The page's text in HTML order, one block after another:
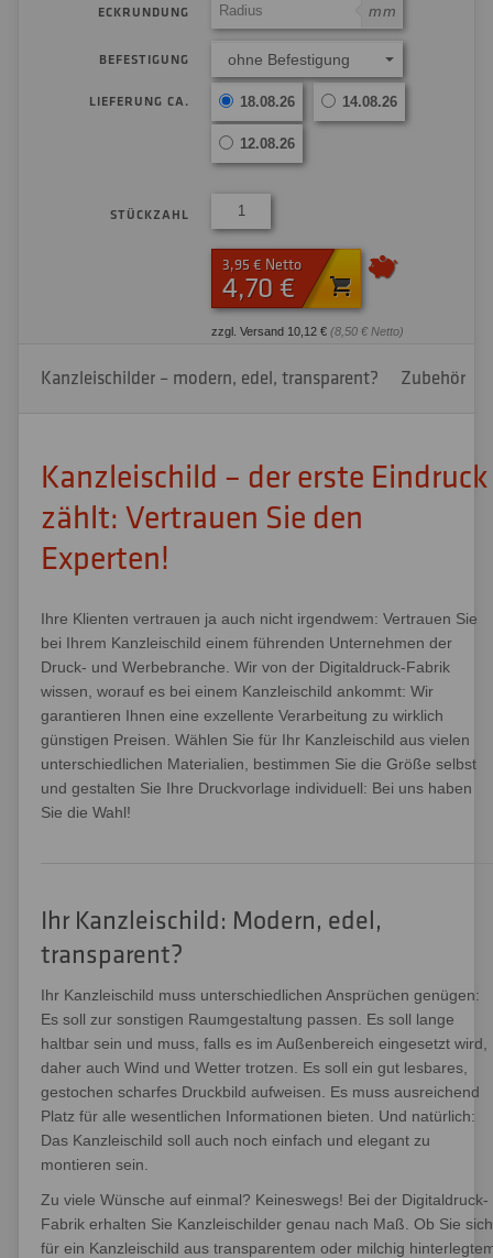
ECKRUNDUNG mm
BEFESTIGUNG ohne Befestigung
LIEFERUNG CA. 18.08.26 14.08.26
12.08.26
STÜCKZAHL
3,95 € Netto
4,70 €
zzgl. Versand 10,12 € (8,50 € Netto)
Kanzleischilder – modern, edel, transparent? Zubehör
Kanzleischild – der erste Eindruck
zählt: Vertrauen Sie den
Experten!
Ihre Klienten vertrauen ja auch nicht irgendwem: Vertrauen Sie
bei Ihrem Kanzleischild einem führenden Unternehmen der
Druck- und Werbebranche. Wir von der Digitaldruck-Fabrik
wissen, worauf es bei einem Kanzleischild ankommt: Wir
garantieren Ihnen eine exzellente Verarbeitung zu wirklich
günstigen Preisen. Wählen Sie für Ihr Kanzleischild aus vielen
unterschiedlichen Materialien, bestimmen Sie die Größe selbst
und gestalten Sie Ihre Druckvorlage individuell: Bei uns haben
Sie die Wahl!
Ihr Kanzleischild: Modern, edel,
transparent?
Ihr Kanzleischild muss unterschiedlichen Ansprüchen genügen:
Es soll zur sonstigen Raumgestaltung passen. Es soll lange
haltbar sein und muss, falls es im Außenbereich eingesetzt wird,
daher auch Wind und Wetter trotzen. Es soll ein gut lesbares,
gestochen scharfes Druckbild aufweisen. Es muss ausreichend
Platz für alle wesentlichen Informationen bieten. Und natürlich:
Das Kanzleischild soll auch noch einfach und elegant zu
montieren sein.
Zu viele Wünsche auf einmal? Keineswegs! Bei der Digitaldruck-
Fabrik erhalten Sie Kanzleischilder genau nach Maß. Ob Sie sich
für ein Kanzleischild aus transparentem oder milchig